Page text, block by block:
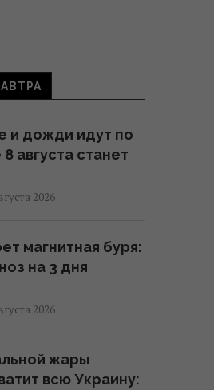
и дожди идут по
августа станет
2026
магнитная буря:
на 3 дня
2026
жары
всю Украину: